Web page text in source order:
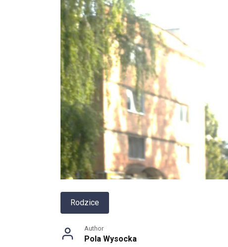
Rodzice
Author
Pola Wysocka